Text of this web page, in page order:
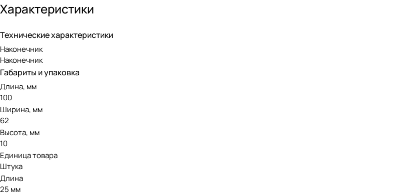
Характеристики
Технические характеристики
Наконечник
Наконечник
Габариты и упаковка
Длина, мм
100
Ширина, мм
62
Высота, мм
10
Единица товара
Штука
Длина
25 мм